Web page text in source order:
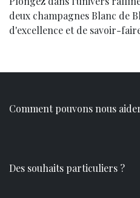
deux champagnes Blanc de
d'excellence et de savoir-
Comment pouvons nous
Des souhaits particuliers ?